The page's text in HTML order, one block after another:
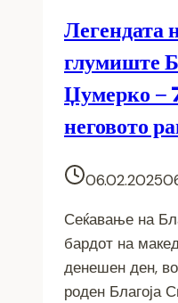
Легендата
глумиште
Џумерко –
неговото
06.02.2025
Сеќавање на
бардот на
денешен ден,
роден Благоја